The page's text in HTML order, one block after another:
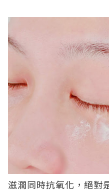
滋潤同時抗氧化，絕對